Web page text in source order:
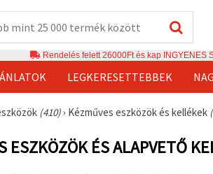
Rendelés felett 26000Ft és kap INGYENES
LEGKERESETTEBBEK
(410)› Kézműves eszközök és kellékek
ESZKÖZÖK ÉS ALAPVETŐ